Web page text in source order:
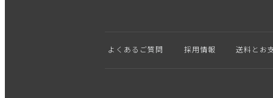
よくあるご質問 採用情報 送料とお